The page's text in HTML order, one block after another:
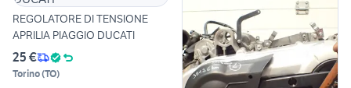
REGOLATORE DI TENSIONE
APRILIA PIAGGIO DUCATI
25 €
Torino(TO)